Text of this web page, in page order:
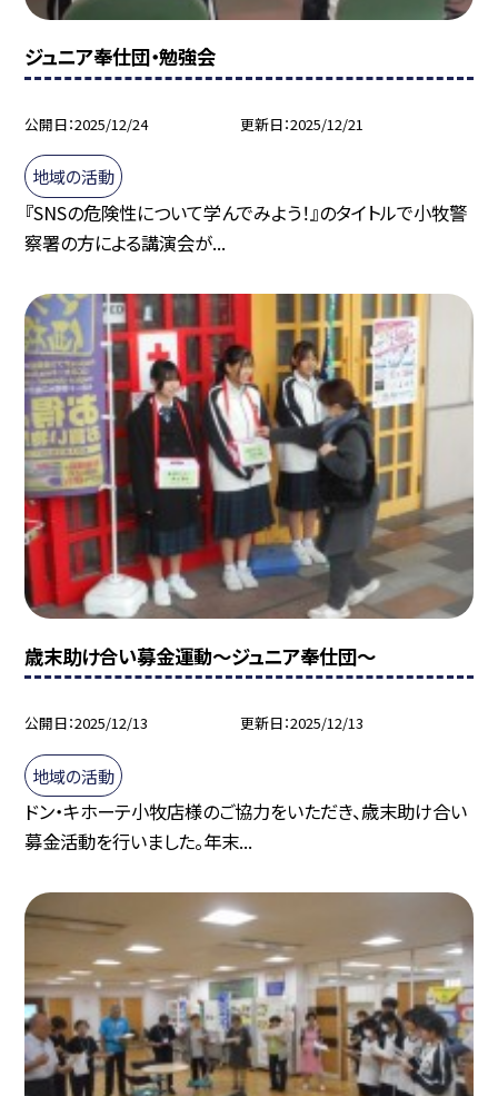
ジュニア奉仕団・勉強会
公開日 2025/12/24 更新日 2025/12/21
地域の活動
『SNSの危険性について学んでみよう！』のタイトルで小牧警
察署の方による講演会が...
歳末助け合い募金運動～ジュニア奉仕団～
公開日 2025/12/13 更新日 2025/12/13
地域の活動
ドン・キホーテ小牧店様のご協力をいただき、歳末助け合い
募金活動を行いました。年末...